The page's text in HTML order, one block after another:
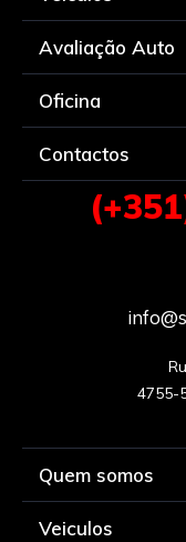
Avaliação Auto
Oficina
Contactos
Quem somos
Veiculos